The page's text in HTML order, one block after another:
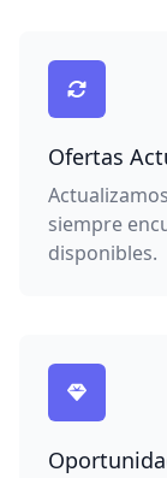
Ofertas
siempre
disponibles.